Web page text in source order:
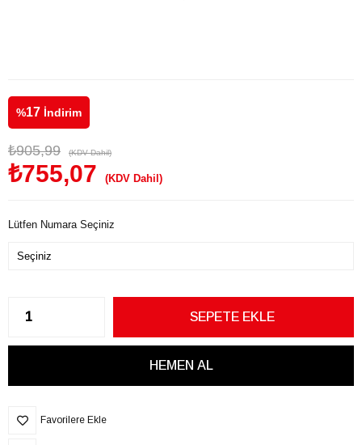
%17 İndirim
₺905,99 (KDV Dahil)
₺755,07 (KDV Dahil)
Lütfen Numara Seçiniz
Favorilere Ekle